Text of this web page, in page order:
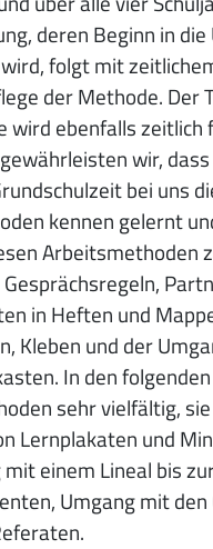
deren Beginn in
folgt mit
der Methode. Der
wird ebenfalls
wir,
bei uns
kennen gelernt
Arbeitsmethoden
Gesprächsregeln,
in Heften und
Kleben und der
In den
sehr vielfältig,
Lernplakaten und
einem Lineal bis
Umgang mit